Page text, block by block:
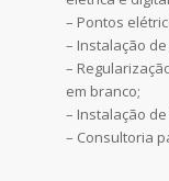
– Pontos
– Instalação
–
em branco;
– Instalação
– Consultoria